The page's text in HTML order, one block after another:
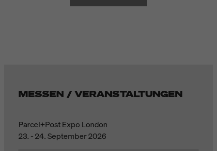
MESSEN / VERANSTALTUNGEN
Parcel+Post Expo London
23. - 24. September 2026